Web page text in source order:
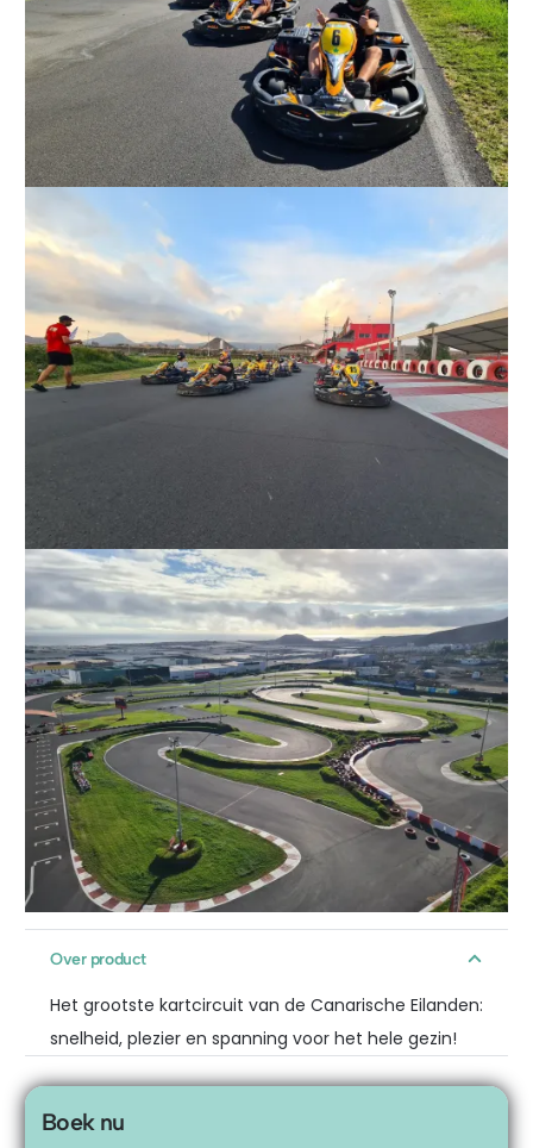
Over product
Het grootste kartcircuit van de Canarische Eilanden:
snelheid, plezier en spanning voor het hele gezin!
Boek nu